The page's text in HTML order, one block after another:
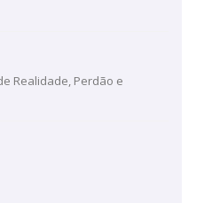
Realidade, Perdão e